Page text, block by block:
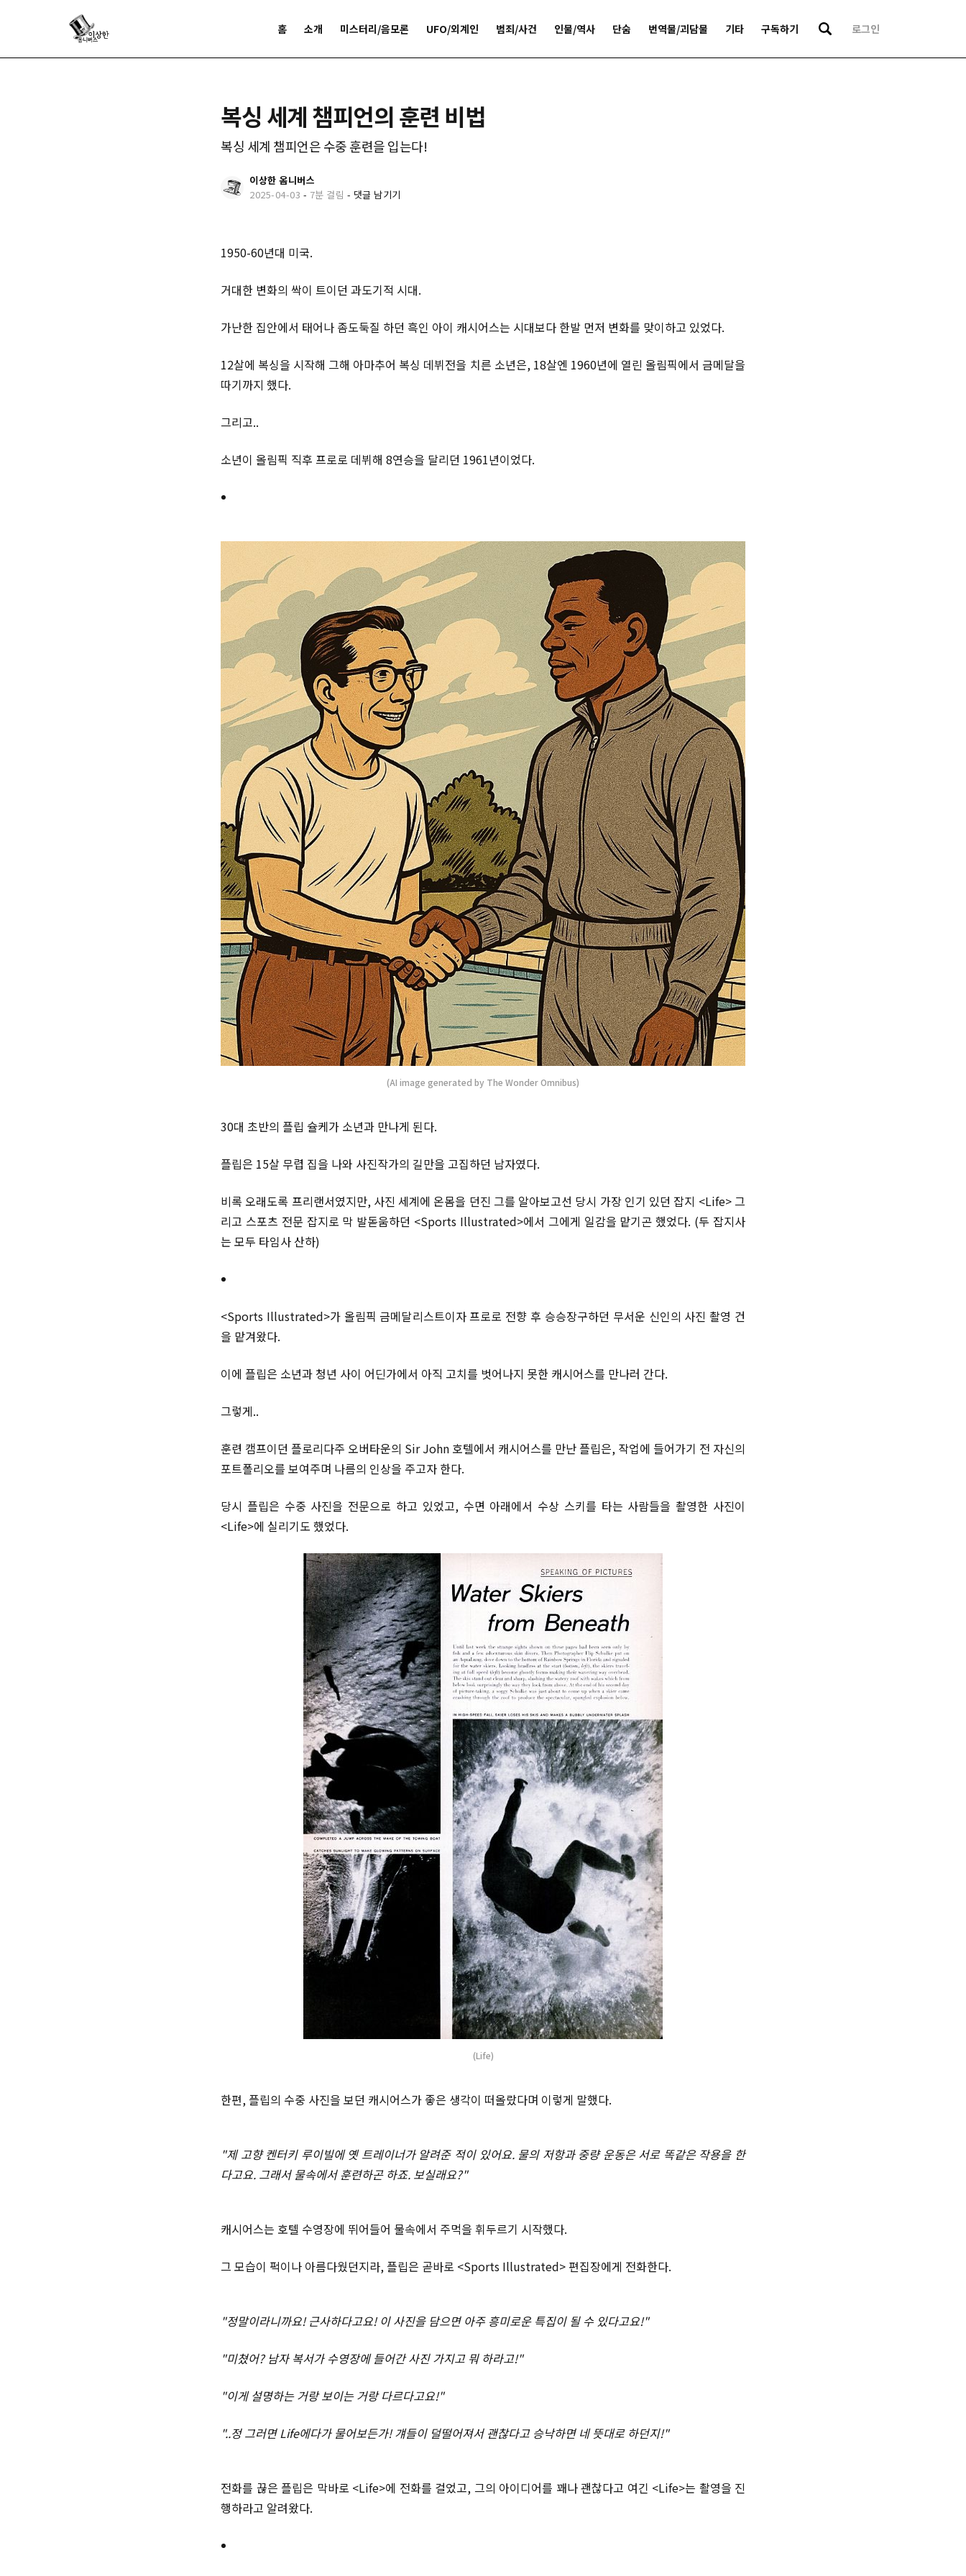
홈 소개 미스터리/음모론 UFO/외계인 범죄/사건 인물/역사 단숨 번역물/괴담물 기타 구독하기 로그인
복싱 세계 챔피언의 훈련 비법
복싱 세계 챔피언은 수중 훈련을 입는다!
이상한 옴니버스
2025-04-03 - 7분 걸림 - 댓글 남기기
1950-60년대 미국.
거대한 변화의 싹이 트이던 과도기적 시대.
가난한 집안에서 태어나 좀도둑질 하던 흑인 아이 캐시어스는 시대보다 한발 먼저 변화를 맞이하고 있었다.
12살에 복싱을 시작해 그해 아마추어 복싱 데뷔전을 치른 소년은, 18살엔 1960년에 열린 올림픽에서 금메달을
따기까지 했다.
그리고..
소년이 올림픽 직후 프로로 데뷔해 8연승을 달리던 1961년이었다.
(AI image generated by The Wonder Omnibus)
30대 초반의 플립 슐케가 소년과 만나게 된다.
플립은 15살 무렵 집을 나와 사진작가의 길만을 고집하던 남자였다.
비록 오래도록 프리랜서였지만, 사진 세계에 온몸을 던진 그를 알아보고선 당시 가장 인기 있던 잡지 <Life> 그
리고 스포츠 전문 잡지로 막 발돋움하던 <Sports Illustrated>에서 그에게 일감을 맡기곤 했었다. (두 잡지사
는 모두 타임사 산하)
<Sports Illustrated>가 올림픽 금메달리스트이자 프로로 전향 후 승승장구하던 무서운 신인의 사진 촬영 건
을 맡겨왔다.
이에 플립은 소년과 청년 사이 어딘가에서 아직 고치를 벗어나지 못한 캐시어스를 만나러 간다.
그렇게..
훈련 캠프이던 플로리다주 오버타운의 Sir John 호텔에서 캐시어스를 만난 플립은, 작업에 들어가기 전 자신의
포트폴리오를 보여주며 나름의 인상을 주고자 한다.
당시 플립은 수중 사진을 전문으로 하고 있었고, 수면 아래에서 수상 스키를 타는 사람들을 촬영한 사진이
<Life>에 실리기도 했었다.
(Life)
한편, 플립의 수중 사진을 보던 캐시어스가 좋은 생각이 떠올랐다며 이렇게 말했다.
"제 고향 켄터키 루이빌에 옛 트레이너가 알려준 적이 있어요. 물의 저항과 중량 운동은 서로 똑같은 작용을 한
다고요. 그래서 물속에서 훈련하곤 하죠. 보실래요?"
캐시어스는 호텔 수영장에 뛰어들어 물속에서 주먹을 휘두르기 시작했다.
그 모습이 퍽이나 아름다웠던지라, 플립은 곧바로 <Sports Illustrated> 편집장에게 전화한다.
"정말이라니까요! 근사하다고요! 이 사진을 담으면 아주 흥미로운 특집이 될 수 있다고요!"
"미쳤어? 남자 복서가 수영장에 들어간 사진 가지고 뭐 하라고!"
"이게 설명하는 거랑 보이는 거랑 다르다고요!"
"..정 그러면 Life에다가 물어보든가! 걔들이 덜떨어져서 괜찮다고 승낙하면 네 뜻대로 하던지!"
전화를 끊은 플립은 막바로 <Life>에 전화를 걸었고, 그의 아이디어를 꽤나 괜찮다고 여긴 <Life>는 촬영을 진
행하라고 알려왔다.